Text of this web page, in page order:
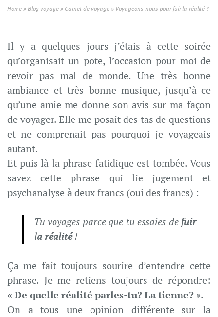
Home » Blog voyage » Carnet de voyage » Voyageons-nous pour fuir la réalité ?
Il y a quelques jours j’étais à cette soirée
qu’organisait un pote, l’occasion pour moi de
revoir pas mal de monde. Une très bonne
ambiance et très bonne musique, jusqu’à ce
qu’une amie me donne son avis sur ma façon
de voyager. Elle me posait des tas de questions
et ne comprenait pas pourquoi je voyageais
autant.
Et puis là la phrase fatidique est tombée. Vous
savez cette phrase qui lie jugement et
psychanalyse à deux francs (oui des francs) :
Tu voyages parce que tu essaies de fuir
la réalité!
Ça me fait toujours sourire d’entendre cette
phrase. Je me retiens toujours de répondre:
« De quelle réalité parles-tu? La tienne? ».
On a tous une opinion différente sur la